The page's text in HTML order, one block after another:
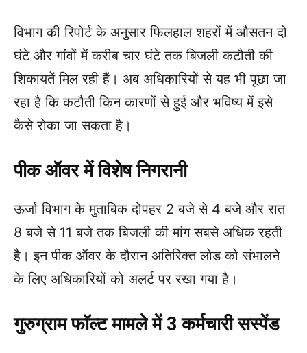
विभाग की रिपोर्ट के अनुसार फिलहाल शहरों में औसतन दो
घंटे और गांवों में करीब चार घंटे तक बिजली कटौती की
शिकायतें मिल रही हैं। अब अधिकारियों से यह भी पूछा जा
रहा है कि कटौती किन कारणों से हुई और भविष्य में इसे
कैसे रोका जा सकता है।
पीक ऑवर में विशेष निगरानी
ऊर्जा विभाग के मुताबिक दोपहर 2 बजे से 4 बजे और रात
8 बजे से 11 बजे तक बिजली की मांग सबसे अधिक रहती
है। इन पीक ऑवर के दौरान अतिरिक्त लोड को संभालने
के लिए अधिकारियों को अलर्ट पर रखा गया है।
गुरुग्राम फॉल्ट मामले में 3 कर्मचारी सस्पेंड